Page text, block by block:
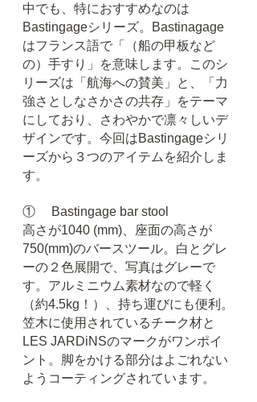
中でも、特におすすめなのは
Bastingageシリーズ。Bastinagage
はフランス語で「（船の甲板など
の）手すり」を意味します。このシ
リーズは「航海への賛美」と、「力
強さとしなさかさの共存」をテーマ
にしており、さわやかで凛々しいデ
ザインです。今回はBastingageシリ
ーズから３つのアイテムを紹介しま
す。
①     Bastingage bar stool
高さが1040 (mm)、座面の高さが
750(mm)のバースツール。白とグレ
ーの２色展開で、写真はグレーで
す。アルミニウム素材なので軽く
（約4.5kg！）、持ち運びにも便利。
笠木に使用されているチーク材と
LES JARDiNSのマークがワンポイ
ント。脚をかける部分はよごれない
ようコーティングされています。